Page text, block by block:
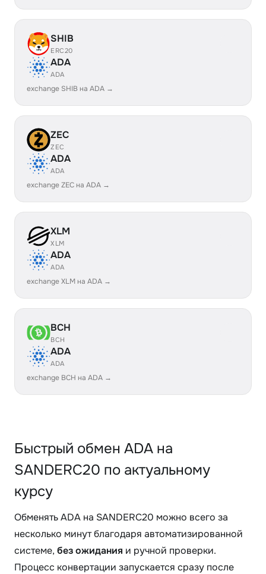
SHIB
ERC20
ADA
ADA
exchange SHIB на ADA →
ZEC
ZEC
ADA
ADA
exchange ZEC на ADA →
XLM
XLM
ADA
ADA
exchange XLM на ADA →
BCH
BCH
ADA
ADA
exchange BCH на ADA →
Быстрый обмен ADA на
SANDERC20 по актуальному
курсу
Обменять ADA на SANDERC20 можно всего за
несколько минут благодаря автоматизированной
системе, без ожидания и ручной проверки.
Процесс конвертации запускается сразу после